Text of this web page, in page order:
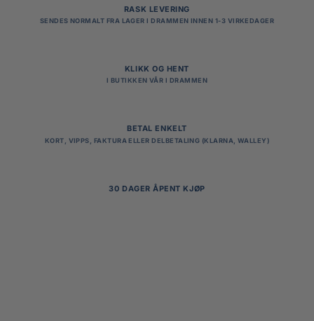
RASK LEVERING
SENDES NORMALT FRA LAGER I DRAMMEN INNEN 1-3 VIRKEDAGER
KLIKK OG HENT
I BUTIKKEN VÅR I DRAMMEN
BETAL ENKELT
KORT, VIPPS, FAKTURA ELLER DELBETALING (KLARNA, WALLEY)
30 DAGER ÅPENT KJØP